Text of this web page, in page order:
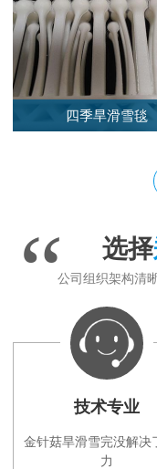
四季旱滑雪毯
选择
公司组织架构清
技术专业
金针菇旱滑雪完没解决
力